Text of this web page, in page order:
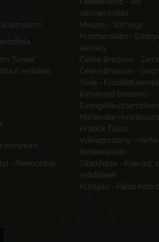
Városerődítés
templom
Meszes - Várhegy
Pusztacsalád -
várhely
Turner”
České Brezovo -
II. erődítés
České Brezovo -
Turie - Erődített
Rimavské Brezovo -
Evangélikus templom
Nitrianske
Hrádok Ťúkol
templom
Vulkapordány -
(feltételezett)
- Premontrei
Cibakháza - Kiserőd,
erődítések
Kurityán - Pálos